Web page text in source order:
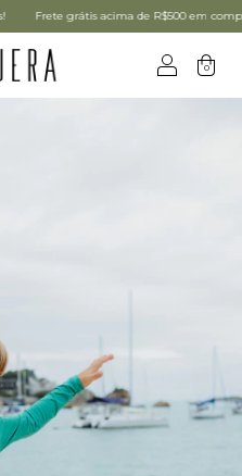
Frete grátis acima de R$500 em compras!
0